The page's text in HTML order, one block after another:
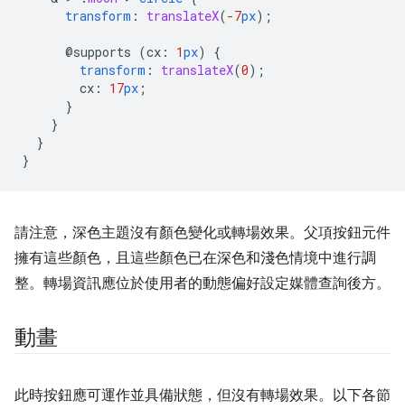
transform : translateX(-7px);
@supports (cx : 1px)
{
transform : translateX(0);
cx : 17px ;
}
}
}
}
請注意，深色主題沒有顏色變化或轉場效果。父項按鈕元件
擁有這些顏色，且這些顏色已在深色和淺色情境中進行調
整。轉場資訊應位於使用者的動態偏好設定媒體查詢後方。
動畫
此時按鈕應可運作並具備狀態，但沒有轉場效果。以下各節